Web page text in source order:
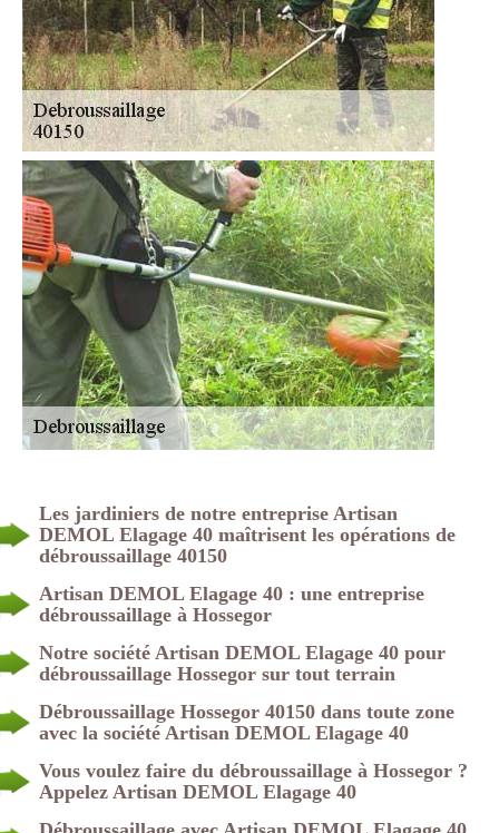
Les jardiniers de notre entreprise Artisan
DEMOL Elagage 40 maîtrisent les opérations de
débroussaillage 40150
Artisan DEMOL Elagage 40 : une entreprise
débroussaillage à Hossegor
Notre société Artisan DEMOL Elagage 40 pour
débroussaillage Hossegor sur tout terrain
Débroussaillage Hossegor 40150 dans toute zone
avec la société Artisan DEMOL Elagage 40
Vous voulez faire du débroussaillage à Hossegor ?
Appelez Artisan DEMOL Elagage 40